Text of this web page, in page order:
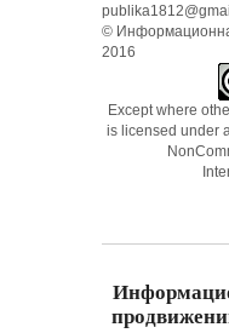
©
2016
Except where
is licensed under a